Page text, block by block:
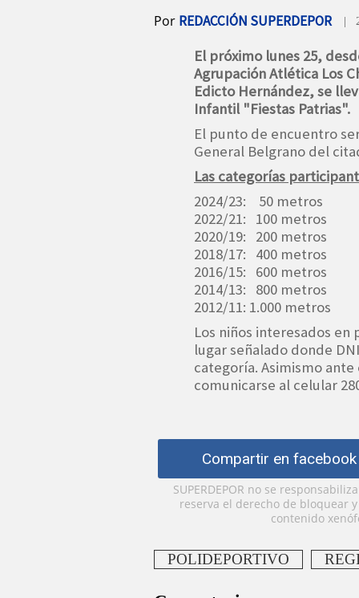
Por REDACCIÓN SUPERDEPOR |
El próximo lunes 25,
Agrupación Atlética Los
Edicto Hernández, se
Infantil "Fiestas Patrias".
El punto de encuentro
General Belgrano del
Las categorías
2024/23: 50 metros
2022/21: 100 metros
2020/19: 200 metros
2018/17: 400 metros
2016/15: 600 metros
2014/13: 800 metros
2012/11: 1.000 metros
Los niños interesados
lugar señalado donde
categoría. Asimismo
comunicarse al celular
Compartir en facebook
SUPERDEPOR no se
reserva el derecho de bloquear
contenido
POLIDEPORTIVO